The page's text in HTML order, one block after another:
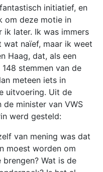
initiatief, en
om deze motie in
later. Ik was immers
naïef, maar ik weet
Haag, dat, als een
stemmen van de
meteen iets in
uitvoering. Uit de
de minister van VWS
werd gesteld:
van mening was dat
moest worden om
Wat is de